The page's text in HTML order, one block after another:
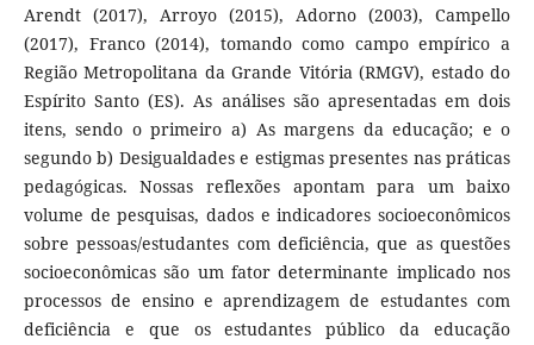
Arendt (2017), Arroyo (2015), Adorno (2003), Campello
(2017), Franco (2014), tomando como campo empírico a
Região Metropolitana da Grande Vitória (RMGV), estado do
Espírito Santo (ES). As análises são apresentadas em dois
itens, sendo o primeiro a) As margens da educação; e o
segundo b) Desigualdades e estigmas presentes nas práticas
pedagógicas. Nossas reflexões apontam para um baixo
volume de pesquisas, dados e indicadores socioeconômicos
sobre pessoas/estudantes com deficiência, que as questões
socioeconômicas são um fator determinante implicado nos
processos de ensino e aprendizagem de estudantes com
deficiência e que os estudantes público da educação